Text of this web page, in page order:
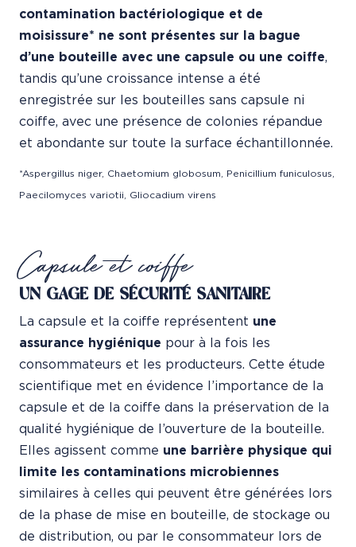
contamination bactériologique et de
moisissure* ne sont présentes sur la bague
d’une bouteille avec une capsule ou une coiffe,
tandis qu’une croissance intense a été
enregistrée sur les bouteilles sans capsule ni
coiffe, avec une présence de colonies répandue
et abondante sur toute la surface échantillonnée.
*Aspergillus niger, Chaetomium globosum, Penicillium funiculosus,
Paecilomyces variotii, Gliocadium virens
Capsule et coiffe
UN GAGE DE SÉCURITÉ SANITAIRE
La capsule et la coiffe représentent une
assurance hygiénique pour à la fois les
consommateurs et les producteurs. Cette étude
scientifique met en évidence l’importance de la
capsule et de la coiffe dans la préservation de la
qualité hygiénique de l’ouverture de la bouteille.
Elles agissent comme une barrière physique qui
limite les contaminations microbiennes
similaires à celles qui peuvent être générées lors
de la phase de mise en bouteille, de stockage ou
de distribution, ou par le consommateur lors de